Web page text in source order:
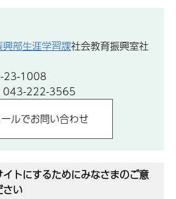
部生涯学習課社会教育振興室社
23-1008
043-222-3565
トにするためにみなさまのご意
さい